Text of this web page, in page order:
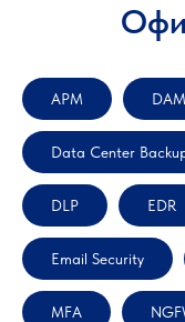
APM DAM
Data Center
DLP EDR
Email Security
MFA